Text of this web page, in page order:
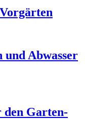
Abwasser
Garten-